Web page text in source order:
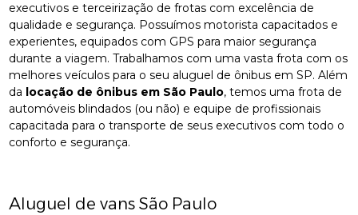
executivos e terceirização de frotas com excelência de
qualidade e segurança. Possuímos motorista capacitados e
experientes, equipados com GPS para maior segurança
durante a viagem. Trabalhamos com uma vasta frota com os
melhores veículos para o seu aluguel de ônibus em SP. Além
da locação de ônibus em São Paulo, temos uma frota de
automóveis blindados (ou não) e equipe de profissionais
capacitada para o transporte de seus executivos com todo o
conforto e segurança.
Aluguel de vans São Paulo